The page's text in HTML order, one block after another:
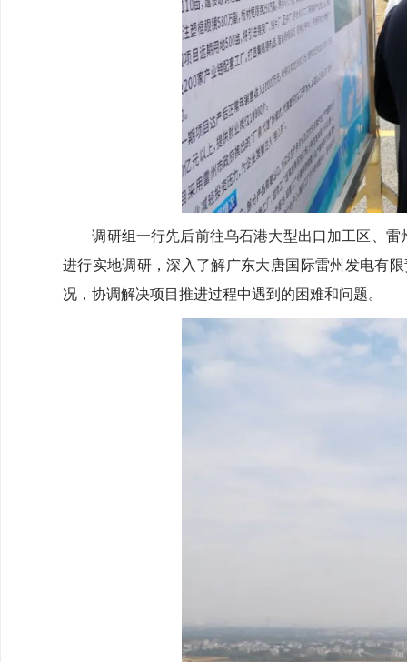
调研组一行先后前往乌石港大型出口加工区、雷
进行实地调研，深入了解广东大唐国际雷州发电有
况，协调解决项目推进过程中遇到的困难和问题。